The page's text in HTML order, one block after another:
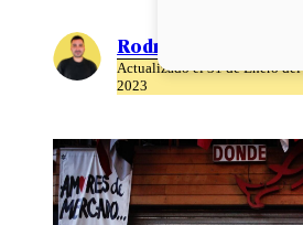
Rodrigo León
Actualizado el 31 de Enero del
2023